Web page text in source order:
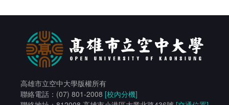
高雄市立空中大學版權所有
聯絡電話：(07) 801-2008 [校內分機]